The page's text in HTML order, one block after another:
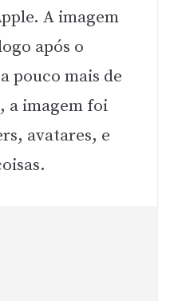
A imagem
após o
pouco mais de
a imagem foi
avatares, e